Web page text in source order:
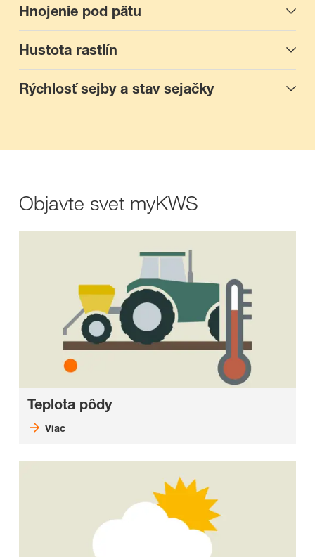
Hnojenie pod pätu
Hustota rastlín
Rýchlosť sejby a stav sejačky
Objavte svet myKWS
Teplota pôdy
Viac